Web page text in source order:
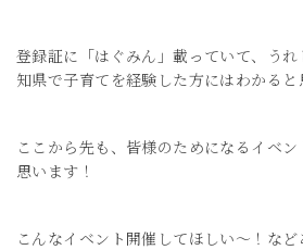
登録証に「はぐみん」載っていて、う
知県で子育てを経験した方にはわかると
ここから先も、皆様のためになるイベ
思います！
こんなイベント開催してほしい～！な